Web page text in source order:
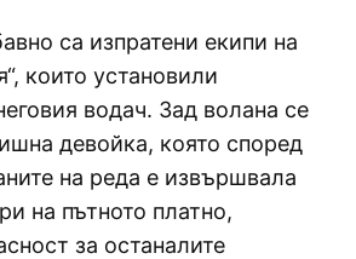
са изпратени екипи на
които установили
водач. Зад волана се
девойка, която според
на реда е извършвала
на пътното платно,
за останалите